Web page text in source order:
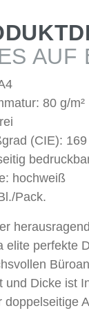
AUF
80 g/m²
(CIE): 169
hochweiß
Pack.
elite perfekte
und Dicke ist
doppelseitige